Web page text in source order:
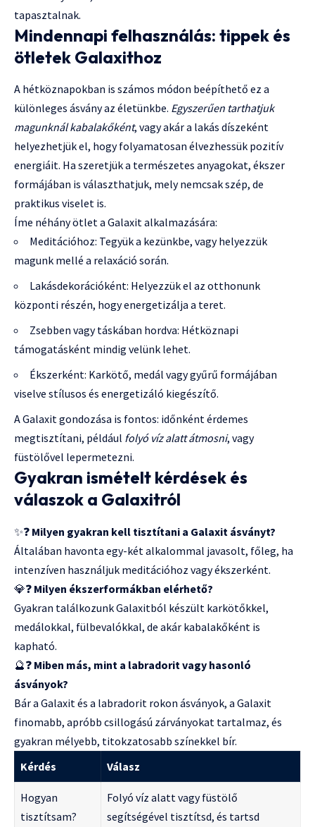
tapasztalnak.
Mindennapi felhasználás: tippek és
ötletek Galaxithoz
A hétköznapokban is számos módon beépíthető ez a
különleges ásvány az életünkbe. Egyszerűen tarthatjuk
magunknál kabalakőként, vagy akár a lakás díszeként
helyezhetjük el, hogy folyamatosan élvezhessük pozitív
energiáit. Ha szeretjük a természetes anyagokat, ékszer
formájában is választhatjuk, mely nemcsak szép, de
praktikus viselet is.
Íme néhány ötlet a Galaxit alkalmazására:
Meditációhoz: Tegyük a kezünkbe, vagy helyezzük
magunk mellé a relaxáció során.
Lakásdekorációként: Helyezzük el az otthonunk
központi részén, hogy energetizálja a teret.
Zsebben vagy táskában hordva: Hétköznapi
támogatásként mindig velünk lehet.
Ékszerként: Karkötő, medál vagy gyűrű formájában
viselve stílusos és energetizáló kiegészítő.
A Galaxit gondozása is fontos: időnként érdemes
megtisztítani, például folyó víz alatt átmosni, vagy
füstölővel lepermetezni.
Gyakran ismételt kérdések és
válaszok a Galaxitról
✨❓ Milyen gyakran kell tisztítani a Galaxit ásványt?
Általában havonta egy-két alkalommal javasolt, főleg, ha
intenzíven használjuk meditációhoz vagy ékszerként.
💎❓ Milyen ékszerformákban elérhető?
Gyakran találkozunk Galaxitból készült karkötőkkel,
medálokkal, fülbevalókkal, de akár kabalakőként is
kapható.
🔮❓ Miben más, mint a labradorit vagy hasonló
ásványok?
Bár a Galaxit és a labradorit rokon ásványok, a Galaxit
finomabb, apróbb csillogású zárványokat tartalmaz, és
gyakran mélyebb, titokzatosabb színekkel bír.
Kérdés
Válasz
Hogyan
tisztítsam?
Folyó víz alatt vagy füstölő
segítségével tisztítsd, és tartsd